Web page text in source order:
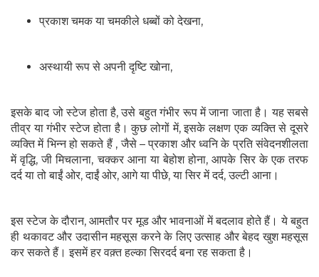
प्रकाश चमक या चमकीले धब्बों को देखना,
अस्थायी रूप से अपनी दृष्टि खोना,
इसके बाद जो स्टेज होता है, उसे बहुत गंभीर रूप में जाना जाता है। यह सबसे
तीव्र या गंभीर स्टेज होता है। कुछ लोगों में, इसके लक्षण एक व्यक्ति से दूसरे
व्यक्ति में भिन्न हो सकते हैं , जैसे – प्रकाश और ध्वनि के प्रति संवेदनशीलता
में वृद्धि, जी मिचलाना, चक्कर आना या बेहोश होना, आपके सिर के एक तरफ
दर्द या तो बाईं ओर, दाईं ओर, आगे या पीछे, या सिर में दर्द, उल्टी आना।
इस स्टेज के दौरान, आमतौर पर मूड और भावनाओं में बदलाव होते हैं। ये बहुत
ही थकावट और उदासीन महसूस करने के लिए उत्साह और बेहद खुश महसूस
कर सकते हैं। इसमें हर वक़्त हल्का सिरदर्द बना रह सकता है।